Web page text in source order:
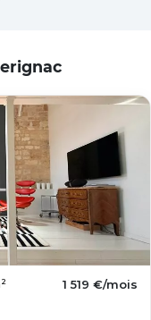
1 519 €/mois